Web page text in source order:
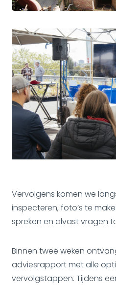
Vervolgens komen we
inspecteren, foto’s te
spreken en alvast vragen
Binnen twee weken
adviesrapport met alle
vervolgstappen. Tijdens